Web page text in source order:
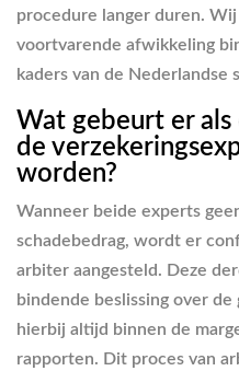
procedure langer duren.
voortvarende afwikkeling
kaders van de Nederlandse
Wat gebeurt er
de
worden?
Wanneer beide experts
schadebedrag, wordt er
arbiter aangesteld. Deze
bindende beslissing over
hierbij altijd binnen de
rapporten. Dit proces van